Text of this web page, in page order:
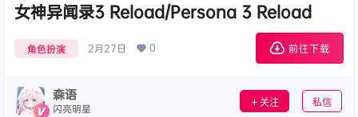
女神异闻录3 Reload/Persona 3 Reload
角色扮演 2月27日 0 前往下载
森语
闪亮明星 关注 私信